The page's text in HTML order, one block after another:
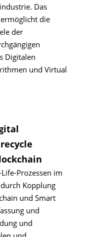
Das
die
der
Digitalen
und Virtual
Prozessen im
Kopplung
und Smart
und
und